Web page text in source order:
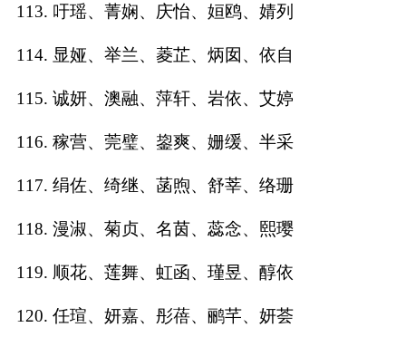
113. 吁瑶、菁娴、庆怡、姮鸥、婧列
114. 显娅、举兰、菱芷、炳囡、依自
115. 诚妍、澳融、萍轩、岩依、艾婷
116. 稼营、莞璧、鋆爽、姗缓、半采
117. 绢佐、绮继、菡煦、舒莘、络珊
118. 漫淑、菊贞、名茵、蕊念、熙璎
119. 顺花、莲舞、虹函、瑾昱、醇依
120. 任瑄、妍嘉、彤蓓、鹂芊、妍荟